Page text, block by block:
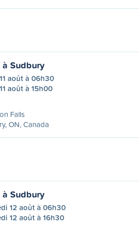
Sudbury
août à 06h30
août à 15h00
Falls
ON, Canada
Sudbury
12 août à 06h30
12 août à 16h30